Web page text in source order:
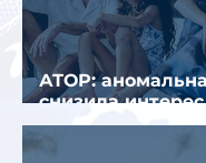
АТОР:
снизила
летнему отдыху